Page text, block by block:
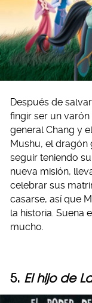
Después de
fingir ser un varón
general Chang y
Mushu, el dragón
seguir teniendo
nueva misión,
celebrar sus
casarse, así que
la historia. Suena
mucho.
5. El hijo de